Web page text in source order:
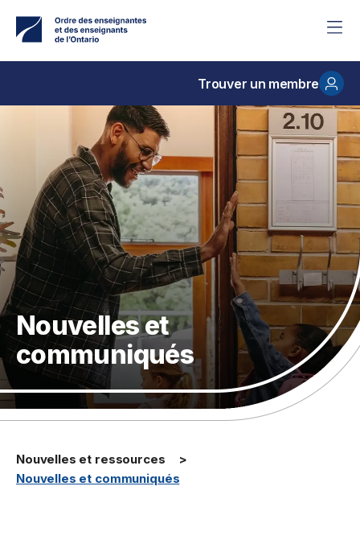
contenu
Trouver un membre
Nouvelles et
communiqués
Nouvelles et ressources
Nouvelles et communiqués